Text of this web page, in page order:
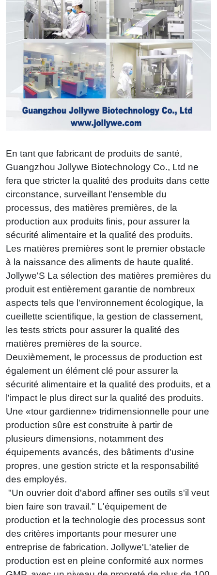
En tant que fabricant de produits de santé,
Guangzhou Jollywe Biotechnology Co., Ltd ne
fera que stricter la qualité des produits dans cette
circonstance, surveillant l'ensemble du
processus, des matières premières, de la
production aux produits finis, pour assurer la
sécurité alimentaire et la qualité des produits.
Les matières premières sont le premier obstacle
à la naissance des aliments de haute qualité.
Jollywe'S La sélection des matières premières du
produit est entièrement garantie de nombreux
aspects tels que l'environnement écologique, la
cueillette scientifique, la gestion de classement,
les tests stricts pour assurer la qualité des
matières premières de la source.
Deuxièmement, le processus de production est
également un élément clé pour assurer la
sécurité alimentaire et la qualité des produits, et a
l'impact le plus direct sur la qualité des produits.
Une «tour gardienne» tridimensionnelle pour une
production sûre est construite à partir de
plusieurs dimensions, notamment des
équipements avancés, des bâtiments d'usine
propres, une gestion stricte et la responsabilité
des employés.
"Un ouvrier doit d'abord affiner ses outils s'il veut
bien faire son travail." L'équipement de
production et la technologie des processus sont
des critères importants pour mesurer une
entreprise de fabrication. Jollywe'L'atelier de
production est en pleine conformité aux normes